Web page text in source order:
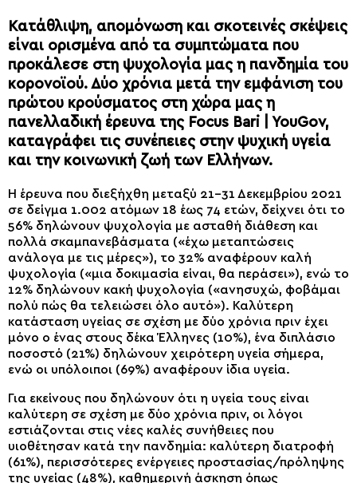
Κατάθλιψη, απομόνωση και σκοτεινές σκέψεις
είναι ορισμένα από τα συμπτώματα που
προκάλεσε στη ψυχολογία μας η πανδημία του
κορονοϊού. Δύο χρόνια μετά την εμφάνιση του
πρώτου κρούσματος στη χώρα μας η
πανελλαδική έρευνα της Focus Bari | YouGov,
καταγράφει τις συνέπειες στην ψυχική υγεία
και την κοινωνική ζωή των Ελλήνων.
Η έρευνα που διεξήχθη μεταξύ 21-31 Δεκεμβρίου 2021
σε δείγμα 1.002 ατόμων 18 έως 74 ετών, δείχνει ότι το
56% δηλώνουν ψυχολογία με ασταθή διάθεση και
πολλά σκαμπανεβάσματα («έχω μεταπτώσεις
ανάλογα με τις μέρες»), το 32% αναφέρουν καλή
ψυχολογία («μια δοκιμασία είναι, θα περάσει»), ενώ το
12% δηλώνουν κακή ψυχολογία («ανησυχώ, φοβάμαι
πολύ πώς θα τελειώσει όλο αυτό»). Καλύτερη
κατάσταση υγείας σε σχέση με δύο χρόνια πριν έχει
μόνο ο ένας στους δέκα Έλληνες (10%), ένα διπλάσιο
ποσοστό (21%) δηλώνουν χειρότερη υγεία σήμερα,
ενώ οι υπόλοιποι (69%) αναφέρουν ίδια υγεία.
Για εκείνους που δηλώνουν ότι η υγεία τους είναι
καλύτερη σε σχέση με δύο χρόνια πριν, οι λόγοι
εστιάζονται στις νέες καλές συνήθειες που
υιοθέτησαν κατά την πανδημία: καλύτερη διατροφή
(61%), περισσότερες ενέργειες προστασίας/πρόληψης
της υγείας (48%), καθημερινή άσκηση όπως